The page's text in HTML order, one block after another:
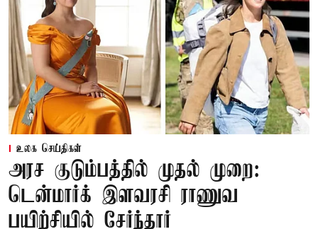
உலக செய்திகள்
அரச குடும்பத்தில் முதல் முறை:
டென்மார்க் இளவரசி ராணுவ
பயிற்சியில் சேர்ந்தார்